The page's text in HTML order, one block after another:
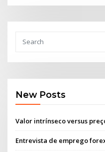
New Posts
Valor intrínseco versus
Entrevista de emprego